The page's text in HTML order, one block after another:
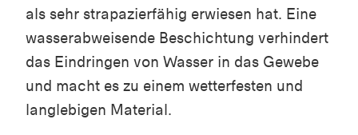
als sehr strapazierfähig erwiesen hat. Eine
wasserabweisende Beschichtung verhindert
das Eindringen von Wasser in das Gewebe
und macht es zu einem wetterfesten und
langlebigen Material.